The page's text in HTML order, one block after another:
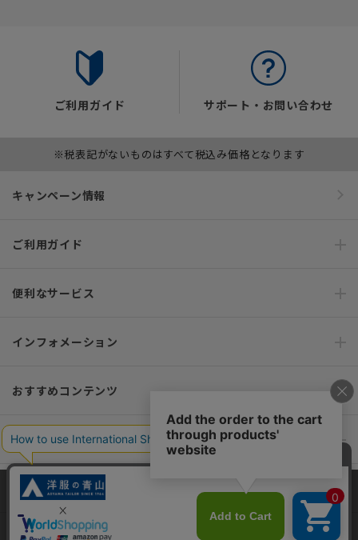
ご利用ガイド サポート・お問い合わせ
※税表記がないものはすべて税込み価格となります
キャンペーン情報
ご利用ガイド
便利なサービス
インフォメーション
おすすめコンテンツ
ポリシー・企業情報
オーダースーツなら SHITATE
当サイトでは、快適な閲覧体験とコンテンツ改善のためにCookieを使用
しています。閲覧を続けることで、Cookieの使用に同意したものとみな